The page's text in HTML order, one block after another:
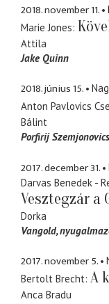
2018. november 11.
Marie Jones
Attila
Jake Quinn
2018. június 15.
Anton Pavlovics
Bálint
Porfirij
2017. december 31.
Darvas Benedek -
Vesztegzár a
Dorka
Vangold
2017. november 5.
Bertolt Brecht A
Anca Bradu